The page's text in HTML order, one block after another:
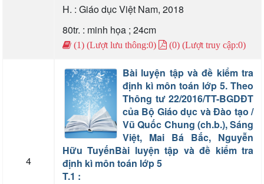
H. : Giáo dục Việt Nam, 2018
80tr. : minh họa ; 24cm
(1) (Lượt lưu thông:0) (0) (Lượt truy cập:0)
4
Bài luyện tập và đề kiểm tra
định kì môn toán lớp 5. Theo
Thông tư 22/2016/TT-BGDĐT
của Bộ Giáo dục và Đào tạo /
Vũ Quốc Chung (ch.b.), Sáng
Việt, Mai Bá Bắc, Nguyễn
Hữu TuyếnBài luyện tập và đề kiểm tra
định kì môn toán lớp 5
T.1 :